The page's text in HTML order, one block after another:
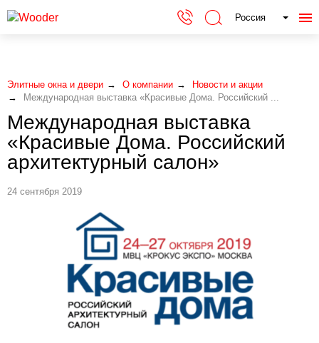
Россия
Элитные окна и двери О компании
Новости и акции
Международная выставка «Красивые Дома. Российский ...
Международная выставка
«Красивые Дома. Российский
архитектурный салон»
24 сентября 2019